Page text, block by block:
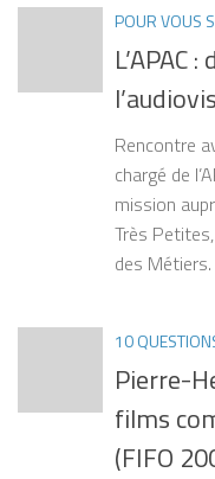
POUR VOUS
L’APAC
Rencontre
chargé de
mission
Très
des Métiers.
10
Pierre-
films
(FIFO